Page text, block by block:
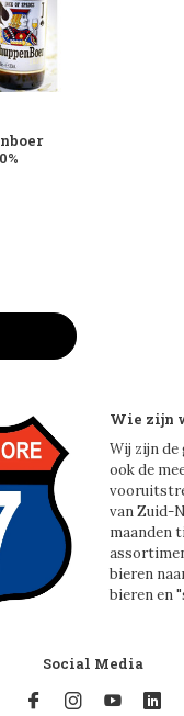
Wie zijn
Wij zijn
ook de
van Zuid-
maanden
bieren
bieren en
Social Media